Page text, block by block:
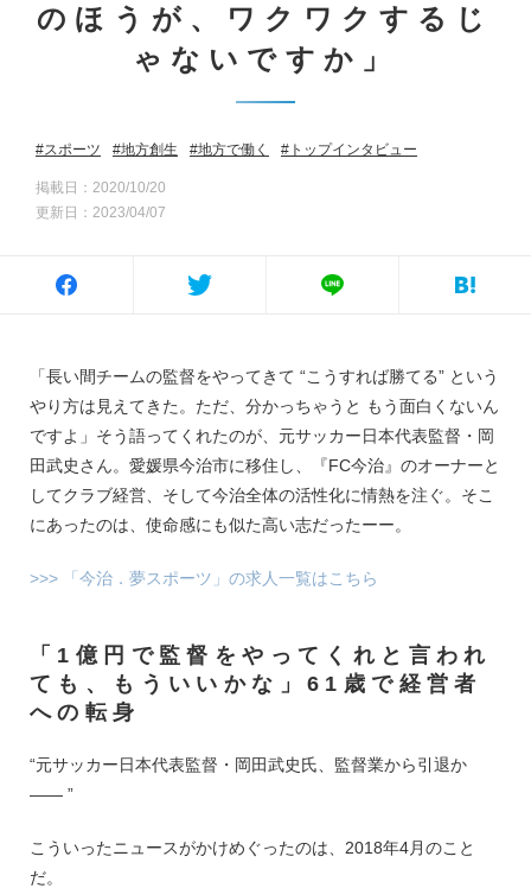
のほうが、ワクワクするじ
ゃないですか」
スポーツ 地方創生 地方で働く トップインタビュー
掲載日：2020/10/20
更新日：2023/04/07
「長い間チームの監督をやってきて “こうすれば勝てる” という
やり方は見えてきた。ただ、分かっちゃうと もう面白くないん
ですよ」そう語ってくれたのが、元サッカー日本代表監督・岡
田武史さん。愛媛県今治市に移住し、『FC今治』のオーナーと
してクラブ経営、そして今治全体の活性化に情熱を注ぐ。そこ
にあったのは、使命感にも似た高い志だったーー。
>>> 「今治．夢スポーツ」の求人一覧はこちら
「1億円で監督をやってくれと言われ
ても、もういいかな」61歳で経営者
への転身
“元サッカー日本代表監督・岡田武史氏、監督業から引退か
―― ”
こういったニュースがかけめぐったのは、2018年4月のこと
だ。